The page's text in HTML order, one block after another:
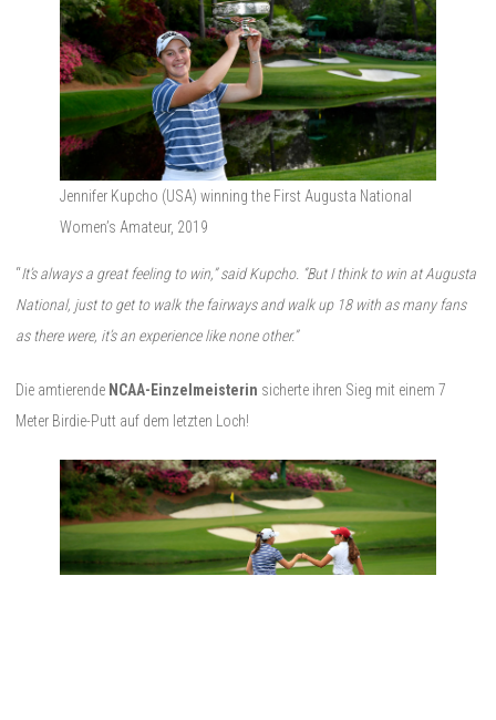
Jennifer Kupcho (USA) winning the First Augusta National
Women’s Amateur, 2019
“It’s always a great feeling to win,” said Kupcho. “But I think to win at Augusta
National, just to get to walk the fairways and walk up 18 with as many fans
as there were, it’s an experience like none other.”
Die amtierende NCAA-Einzelmeisterin sicherte ihren Sieg mit einem 7
Meter Birdie-Putt auf dem letzten Loch!